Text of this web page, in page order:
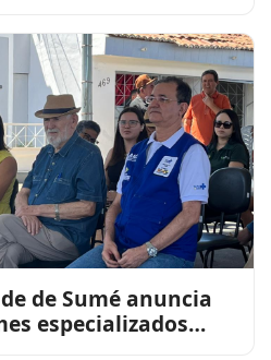
de Sumé anuncia
especializados